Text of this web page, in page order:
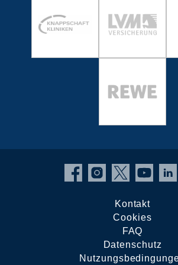
Kontakt
Cookies
FAQ
Datenschutz